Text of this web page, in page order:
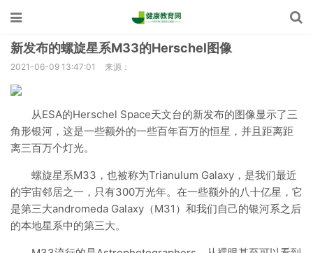
新发布的螺旋星系M33的Herschel图像
2021-06-09 13:47:01 来源：
从ESA的Herschel Space天文台的新发布的图像显示了三
角形银河，这是一些额外的一些百年百万的恒星，并且距离距
离三百万个灯光。
螺旋星系M33，也被称为Trianulum Galaxy，是我们最近
的宇宙邻居之一，只有300万光年。在一些额外的八十亿星，它
是第三大andromeda Galaxy（M31）和我们自己的银河系之后
的本地星系中的第三大。